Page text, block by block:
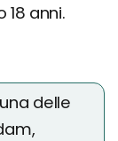
anni.
delle